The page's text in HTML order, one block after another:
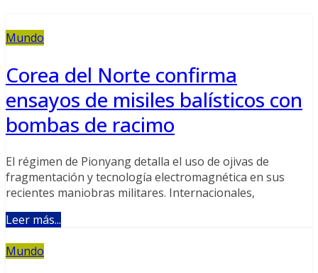
Mundo
Corea del Norte confirma
ensayos de misiles balísticos con
bombas de racimo
El régimen de Pionyang detalla el uso de ojivas de
fragmentación y tecnología electromagnética en sus
recientes maniobras militares. Internacionales,
Leer más...
Mundo